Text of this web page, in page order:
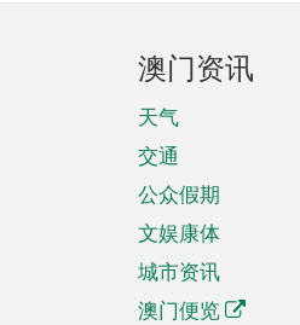
澳门资讯
天气
交通
公众假期
文娱康体
城市资讯
澳门便览